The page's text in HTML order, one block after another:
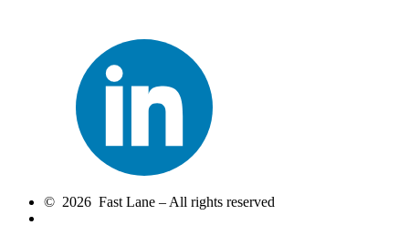
© 2026 Fast Lane – All rights reserved